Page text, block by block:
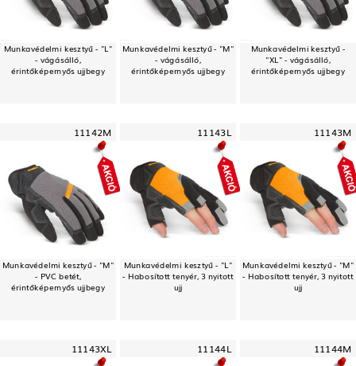
Munkavédelmi kesztyű - "L"
- vágásálló,
érintőképernyős ujjbegy
Munkavédelmi kesztyű - "M"
- vágásálló,
érintőképernyős ujjbegy
Munkavédelmi kesztyű -
"XL" - vágásálló,
érintőképernyős ujjbegy
11142M
Munkavédelmi kesztyű - "M"
- PVC betét,
érintőképernyős ujjbegy
11143L
Munkavédelmi kesztyű - "L"
- Habosított tenyér, 3 nyitott
ujj
11143M
Munkavédelmi kesztyű - "M"
- Habosított tenyér, 3 nyitott
ujj
11143XL 11144L 11144M